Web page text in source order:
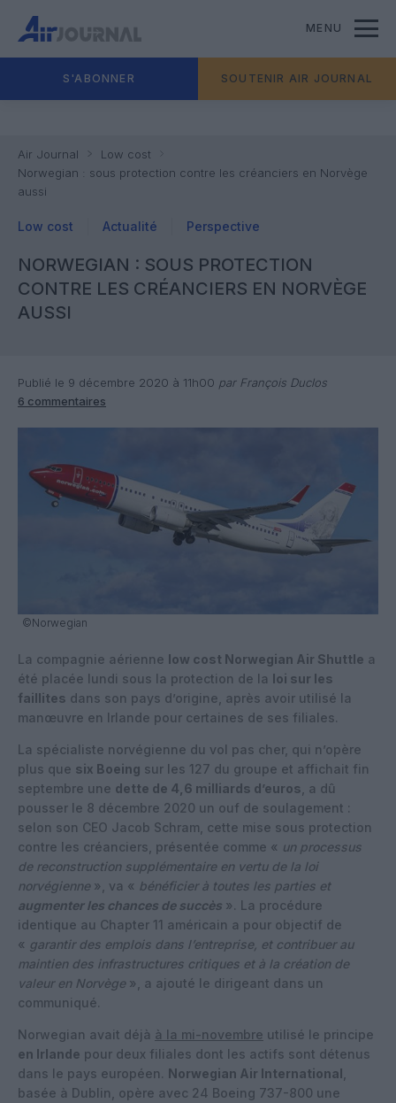
MENU
S'ABONNER SOUTENIR AIR JOURNAL
Air Journal
Low cost
Norwegian : sous protection contre les créanciers en Norvège
aussi
Low cost Actualité Perspective
NORWEGIAN : SOUS PROTECTION
CONTRE LES CRÉANCIERS EN NORVÈGE
AUSSI
Publié le 9 décembre 2020 à 11h00 par François Duclos
6 commentaires
©Norwegian
La compagnie aérienne low cost Norwegian Air Shuttle a
été placée lundi sous la protection de la loi sur les
faillites dans son pays d’origine, après avoir utilisé la
manœuvre en Irlande pour certaines de ses filiales.
La spécialiste norvégienne du vol pas cher, qui n’opère
plus que six Boeing sur les 127 du groupe et affichait fin
septembre une dette de 4,6 milliards d’euros , a dû
pousser le 8 décembre 2020 un ouf de soulagement :
selon son CEO Jacob Schram, cette mise sous protection
contre les créanciers, présentée comme « un processus
de reconstruction supplémentaire en vertu de la loi
norvégienne », va « bénéficier à toutes les parties et
augmenter les chances de succès ». La procédure
identique au Chapter 11 américain a pour objectif de
« garantir des emplois dans l’entreprise, et contribuer au
maintien des infrastructures critiques et à la création de
valeur en Norvège », a ajouté le dirigeant dans un
communiqué.
Norwegian avait déjà à la mi-novembre utilisé le principe
en Irlande pour deux filiales dont les actifs sont détenus
dans le pays européen. Norwegian Air International
basée à Dublin, opère avec 24 Boeing 737-800 une